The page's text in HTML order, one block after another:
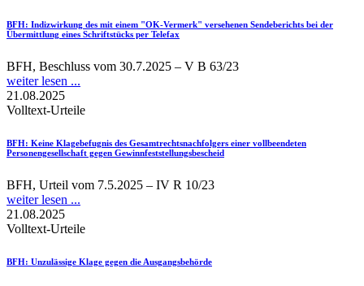
BFH: Indizwirkung des mit einem "OK-Vermerk" versehenen Sendeberichts bei der
Übermittlung eines Schriftstücks per Telefax
BFH, Beschluss vom 30.7.2025 – V B 63/23
weiter lesen ...
21.08.2025
Volltext-Urteile
BFH: Keine Klagebefugnis des Gesamtrechtsnachfolgers einer vollbeendeten
Personengesellschaft gegen Gewinnfeststellungsbescheid
BFH, Urteil vom 7.5.2025 – IV R 10/23
weiter lesen ...
21.08.2025
Volltext-Urteile
BFH: Unzulässige Klage gegen die Ausgangsbehörde